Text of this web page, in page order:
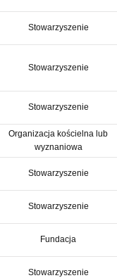
Stowarzyszenie
Stowarzyszenie
Stowarzyszenie
Organizacja kościelna lub
wyznaniowa
Stowarzyszenie
Stowarzyszenie
Fundacja
Stowarzyszenie